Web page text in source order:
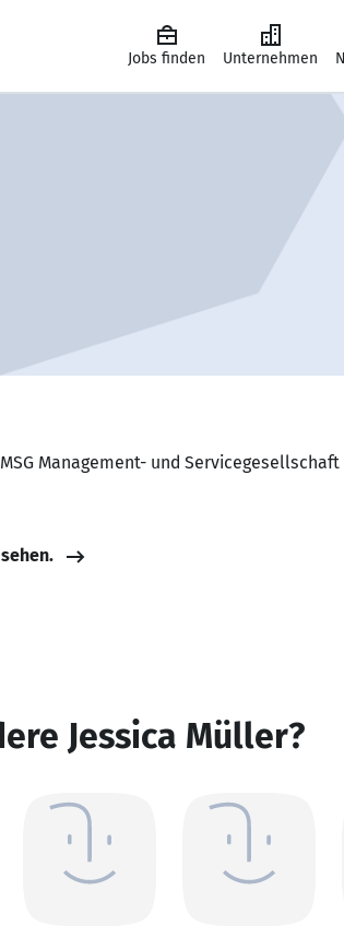
Jobs finden Unternehmen
Management- und
Jessica Müller?